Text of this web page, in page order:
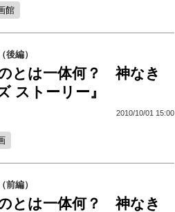
館
編）
とは一体何？ 神なき
ストーリー』
2010/10/01 15:00
編）
とは一体何？ 神なき